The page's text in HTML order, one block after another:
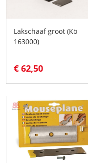
Lakschaaf groot (Kö
163000)
€ 62,50